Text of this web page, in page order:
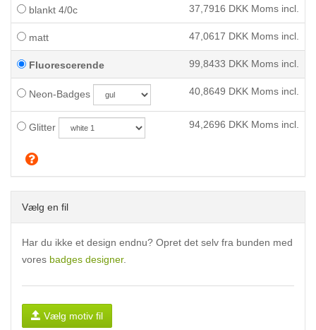
blankt 4/0c 37,7916 DKK Moms incl.
matt 47,0617 DKK Moms incl.
Fluorescerende 99,8433 DKK Moms incl.
Neon-Badges 40,8649 DKK Moms incl.
Glitter 94,2696 DKK Moms incl.
Vælg en fil
Har du ikke et design endnu? Opret det selv fra bunden med
vores badges designer.
Vælg motiv fil